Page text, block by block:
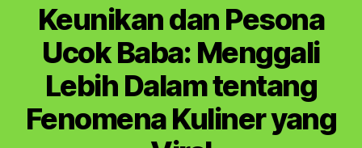
Keunikan dan Pesona
Ucok Baba: Menggali
Lebih Dalam tentang
Fenomena Kuliner yang